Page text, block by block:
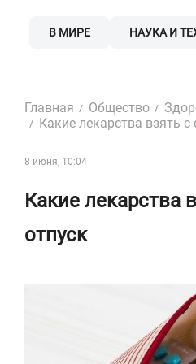
В МИРЕ НАУКА И
Главная Общество
Какие лекарства взять с
8 июня, 10:04
Какие лекарства
отпуск